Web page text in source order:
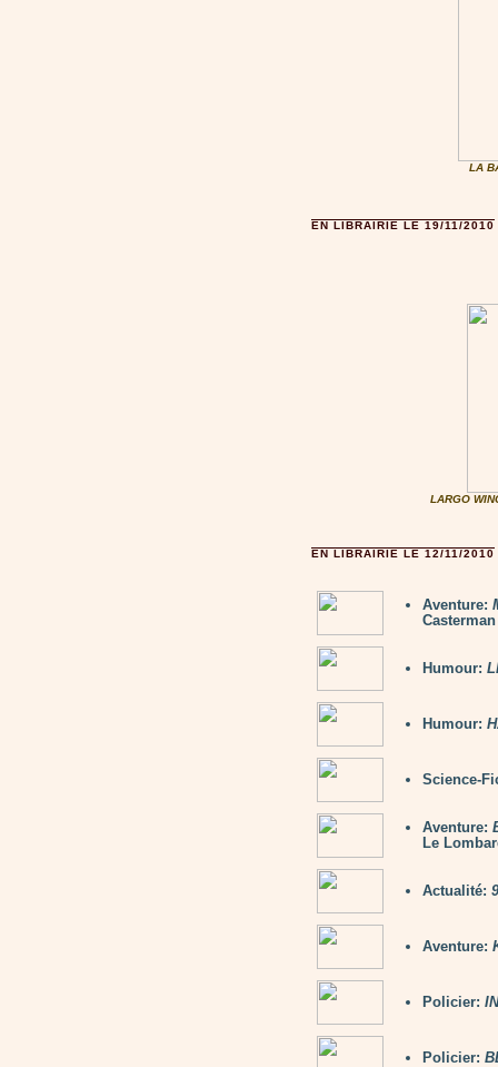
LA
EN LIBRAIRIE LE 19/11/2010
LARGO
EN LIBRAIRIE LE 12/11/2010
Aventure:
Casterman
Humour:
Humour:
Science-
Aventure:
Le
Actualité:
Aventure:
Policier:
Policier: